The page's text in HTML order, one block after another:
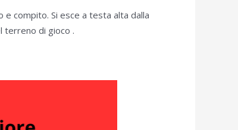
compito. Si esce a testa alta dalla
terreno di gioco .